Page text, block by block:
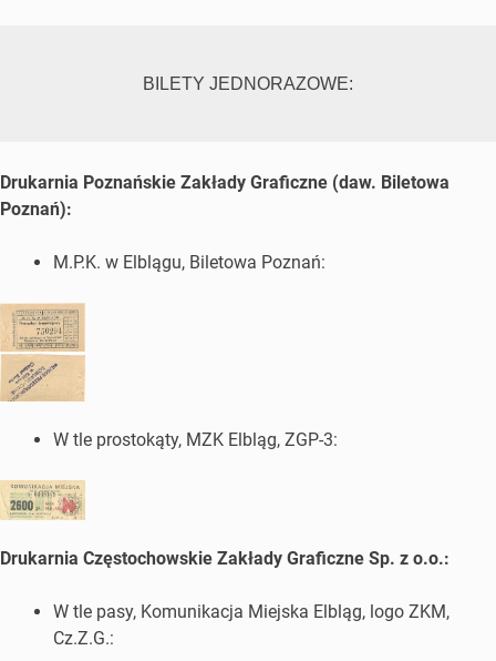
BILETY JEDNORAZOWE:
Drukarnia Poznańskie Zakłady Graficzne (daw. Biletowa
Poznań):
M.P.K. w Elblągu, Biletowa Poznań:
W tle prostokąty, MZK Elbląg, ZGP-3:
Drukarnia Częstochowskie Zakłady Graficzne Sp. z o.o.:
W tle pasy, Komunikacja Miejska Elbląg, logo ZKM,
Cz.Z.G.: